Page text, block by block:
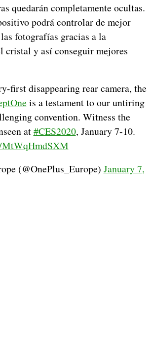
quedarán completamente ocultas.
podrá controlar de mejor
fotografías gracias a la
cristal y así conseguir mejores
first disappearing rear camera, the
is a testament to our untiring
convention. Witness the
at#CES2020, January 7-10.
(@OnePlus_Europe) January 7,